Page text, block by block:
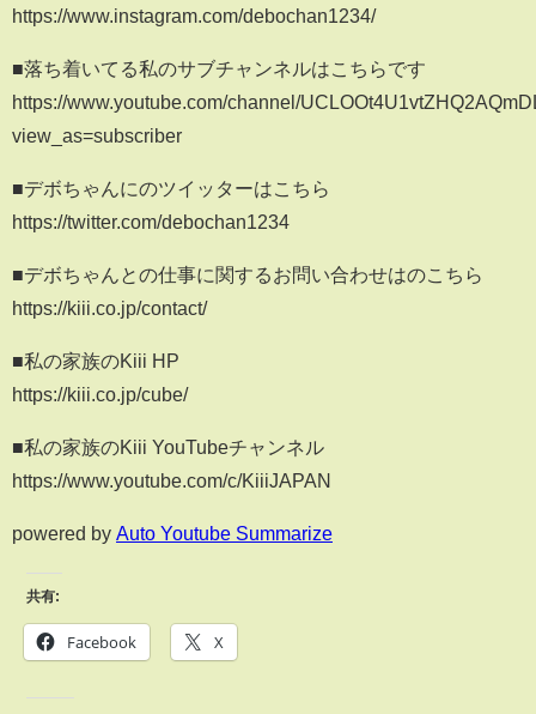
https://www.instagram.com/debochan1234/
■落ち着いてる私のサブチャンネルはこちらです
https://www.youtube.com/channel/
view_as=subscriber
■デボちゃんにのツイッターはこちら
https://twitter.com/debochan1234
■デボちゃんとの仕事に関するお問い合わせはのこちら
https://kiii.co.jp/contact/
■私の家族のKiii HP
https://kiii.co.jp/cube/
■私の家族のKiii YouTubeチャンネル
https://www.youtube.com/c/KiiiJAPAN
powered by Auto Youtube Summarize
共有:
Facebook X